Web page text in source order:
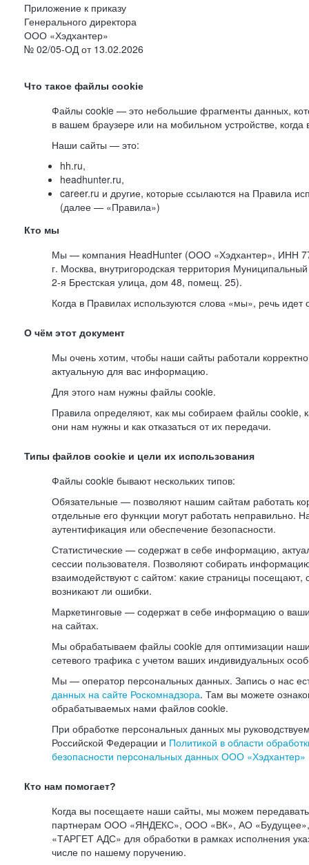
Приложение к приказу
Генерального директора
ООО «Хэдхантер»
№ 02/05-ОД от 13.02.2026
Что такое файлы cookie
Файлы cookie — это небольшие фрагменты данных,
в вашем браузере или на мобильном устройстве,
Наши сайты — это:
hh.ru,
headhunter.ru,
career.ru и другие, которые ссылаются на Правила
(далее — «Правила»)
Кто мы
Мы — компания HeadHunter (ООО «Хэдхантер», ИНН
г. Москва, внутригородская территория Муниципальный
2-я Брестская улица, дом 48, помещ. 25).
Когда в Правилах используются слова «мы», речь
О чём этот документ
Мы очень хотим, чтобы наши сайты работали
актуальную для вас информацию.
Для этого нам нужны файлы cookie.
Правила определяют, как мы собираем файлы cookie,
они нам нужны и как отказаться от их передачи.
Типы файлов cookie и цели их использования
Файлы cookie бывают нескольких типов:
Обязательные — позволяют нашим сайтам работать
отдельные его функции могут работать неправильно.
аутентификация или обеспечение безопасности.
Статистические — содержат в себе информацию,
сессии пользователя. Позволяют собирать
взаимодействуют с сайтом: какие страницы посещают,
возникают ли ошибки.
Маркетинговые — содержат в себе информацию о
на сайтах.
Мы обрабатываем файлы cookie для оптимизации
сетевого трафика с учетом ваших индивидуальных
Мы — оператор персональных данных. Запись о нас
данных на сайте Роскомнадзора. Там вы можете
обрабатываемых нами файлов cookie.
При обработке персональных данных мы
Российской Федерации и Политикой в области
безопасности персональных данных ООО «Хэдхантер»
Кто нам помогает?
Когда вы посещаете наши сайты, мы можем
партнерам ООО «ЯНДЕКС», ООО «ВК», АО
«ТАРГЕТ АДС» для обработки в рамках исполнения
числе по нашему поручению.